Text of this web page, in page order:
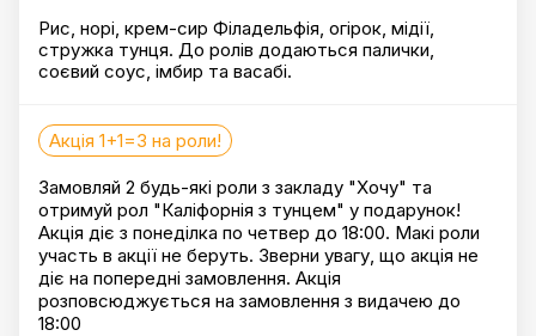
Рис, норі, крем-сир Філадельфія, огірок, мідії,
стружка тунця. До ролів додаються палички,
соєвий соус, імбир та васабі.
Акція 1+1=3 на роли!
Замовляй 2 будь-які роли з закладу "Хочу" та
отримуй рол "Каліфорнія з тунцем" у подарунок!
Акція діє з понеділка по четвер до 18:00. Макі роли
участь в акції не беруть. Зверни увагу, що акція не
діє на попередні замовлення. Акція
розповсюджується на замовлення з видачею до
18:00